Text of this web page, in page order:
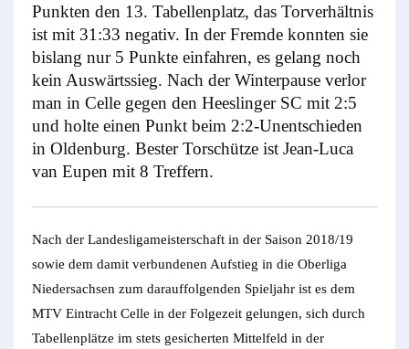
Punkten den 13. Tabellenplatz, das Torverhältnis
ist mit 31:33 negativ. In der Fremde konnten sie
bislang nur 5 Punkte einfahren, es gelang noch
kein Auswärtssieg. Nach der Winterpause verlor
man in Celle gegen den Heeslinger SC mit 2:5
und holte einen Punkt beim 2:2-Unentschieden
in Oldenburg. Bester Torschütze ist Jean-Luca
van Eupen mit 8 Treffern.
Nach der Landesligameisterschaft in der Saison 2018/19
sowie dem damit verbundenen Aufstieg in die Oberliga
Niedersachsen zum darauffolgenden Spieljahr ist es dem
MTV Eintracht Celle in der Folgezeit gelungen, sich durch
Tabellenplätze im stets gesicherten Mittelfeld in der